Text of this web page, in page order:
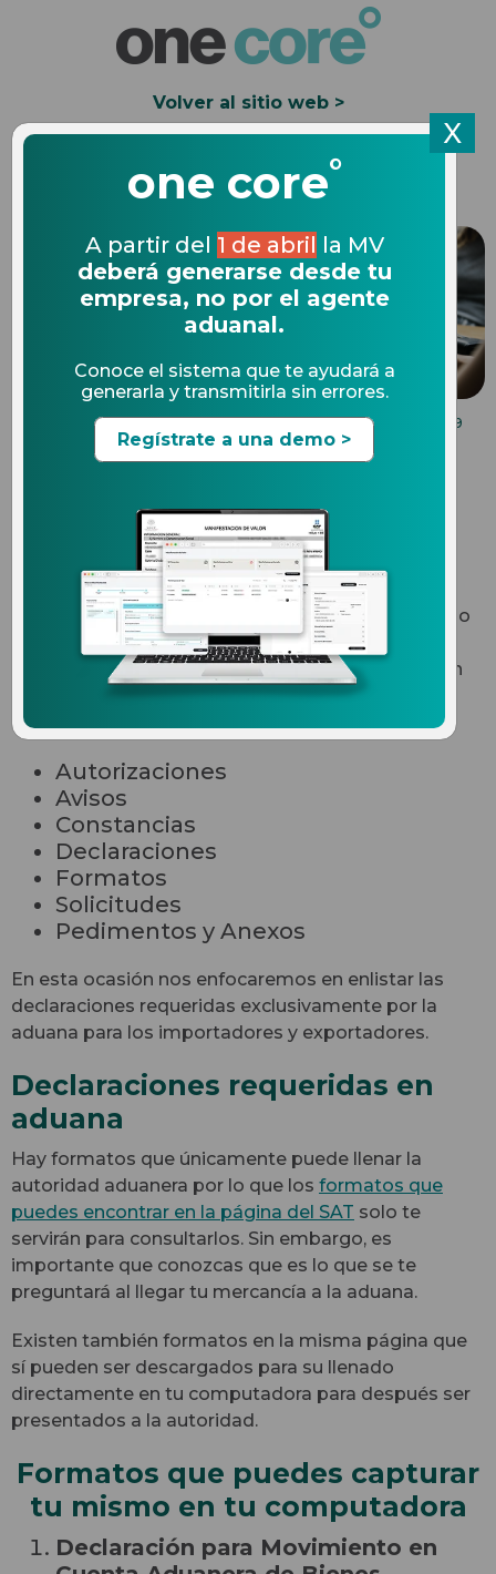
Volver al sitio web >
Solicita una Demo
COMPLIANCE EN COMERCIO EXTERIOR 28.03.2019
¿Qué se declara en las
exterior?
Existe una serie de formas y formatos de comercio
exterior que proporciona el Sistema de
Administración Tributaria (SAT) para la declaración
aduanera de comercio exterior. Estas formas y
formatos se dividen en
Autorizaciones
Avisos
Constancias
Declaraciones
Formatos
Solicitudes
Pedimentos y Anexos
En esta ocasión nos enfocaremos en enlistar las
declaraciones requeridas exclusivamente por la
aduana para los importadores y exportadores.
Declaraciones requeridas en
aduana
Hay formatos que únicamente puede llenar la
autoridad aduanera por lo que los formatos que
puedes encontrar en la página del SAT solo te
servirán para consultarlos. Sin embargo, es
importante que conozcas que es lo que se te
preguntará al llegar tu mercancía a la aduana.
Existen también formatos en la misma página que
sí pueden ser descargados para su llenado
directamente en tu computadora para después ser
presentados a la autoridad.
Formatos que puedes capturar
tu mismo en tu computadora
Declaración para Movimiento en
X
one core°
A partir del 1 de abril la MV
deberá generarse desde tu
empresa, no por el agente
aduanal.
Conoce el sistema que te ayudará a
generarla y transmitirla sin errores.
Regístrate a una demo >